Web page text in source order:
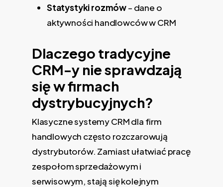
Statystyki rozmów– dane o
aktywności handlowców w CRM
Dlaczego tradycyjne
CRM-y nie sprawdzają
się w firmach
dystrybucyjnych?
Klasyczne systemy CRM dla firm
handlowych często rozczarowują
dystrybutorów. Zamiast ułatwiać pracę
zespołom sprzedażowym i
serwisowym, stają się kolejnym